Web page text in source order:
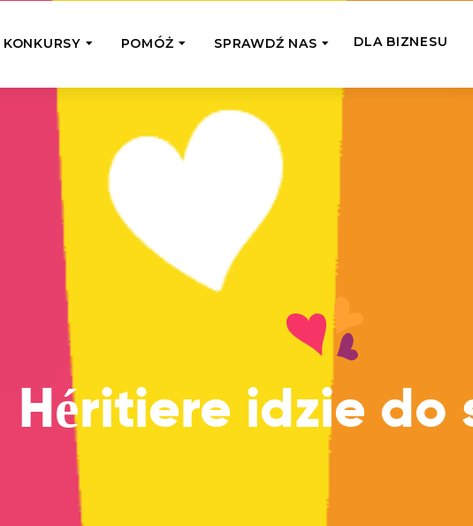
KONKURSY
Wyjedź z Nami
Odwiedź jedno z miejsc, w których
Przybij 5 w 7 Ogrodach
Wyjedź do Grecji z Michałem
Żakowskim z Radia 357
POMÓŻ
POMAGAM JEDNORAZOWO
Przekaż Kalorie
Podaruj dziecku posiłek z okazji Dnia
Podaruj 1,5%
Przekaż niewielką część swojego
podatku naszym podopiecznym
Przekaż pomoc tam, gdzie jest teraz
Dobroczynne24
Zrób zakupy dla potrzebujących w
markecie z dobrymi uczynkami
Zrób zakupy u niewidomego Charbela i
SPRAWDŹ NAS
Zespół Fundacji
Poznaj listonoszy przekazanego
Ciebie wsparcia
Jak pomagamy
Karmimy, Leczymy, Uczymy,
Co już zrobiliśmy
Przeczytaj historie ludzi, którym już
pomogliśmy
Gdzie działamy
Sprawdź listę miejsc, do których
Twoja pomoc
przekazane Darowizny
DLA BIZNESU
Héritiere idzie do